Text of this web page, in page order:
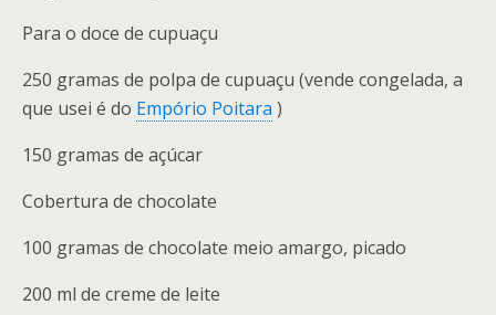
Para o doce de cupuaçu
250 gramas de polpa de cupuaçu (vende congelada, a
que usei é do Empório Poitara )
150 gramas de açúcar
Cobertura de chocolate
100 gramas de chocolate meio amargo, picado
200 ml de creme de leite